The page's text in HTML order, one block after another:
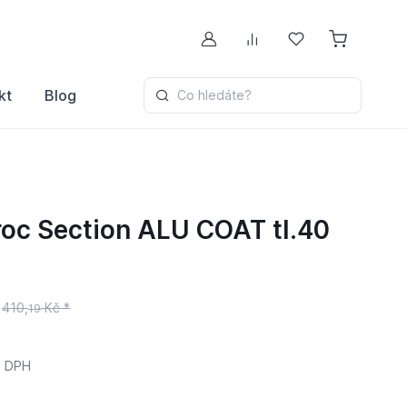
Můj účetPorovnávání
Oblíbené
Blog Co hledáte?
Section ALU COAT tl.40
410,19Kč *
DPH